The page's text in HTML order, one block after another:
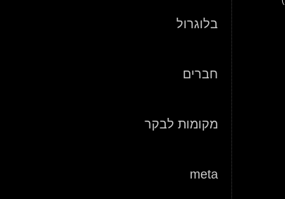
בלוגרול
חברים
מקומות לבקר
meta